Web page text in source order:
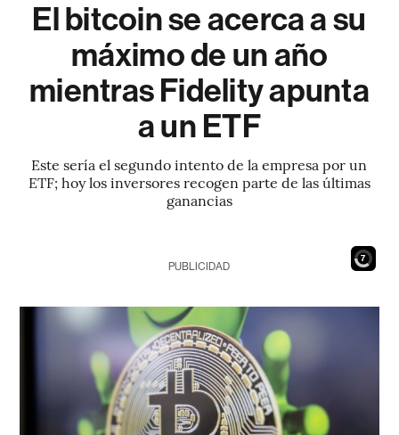
El bitcoin se acerca a su
máximo de un año
mientras Fidelity apunta
a un ETF
Este sería el segundo intento de la empresa por un
ETF; hoy los inversores recogen parte de las últimas
ganancias
6
PUBLICIDAD